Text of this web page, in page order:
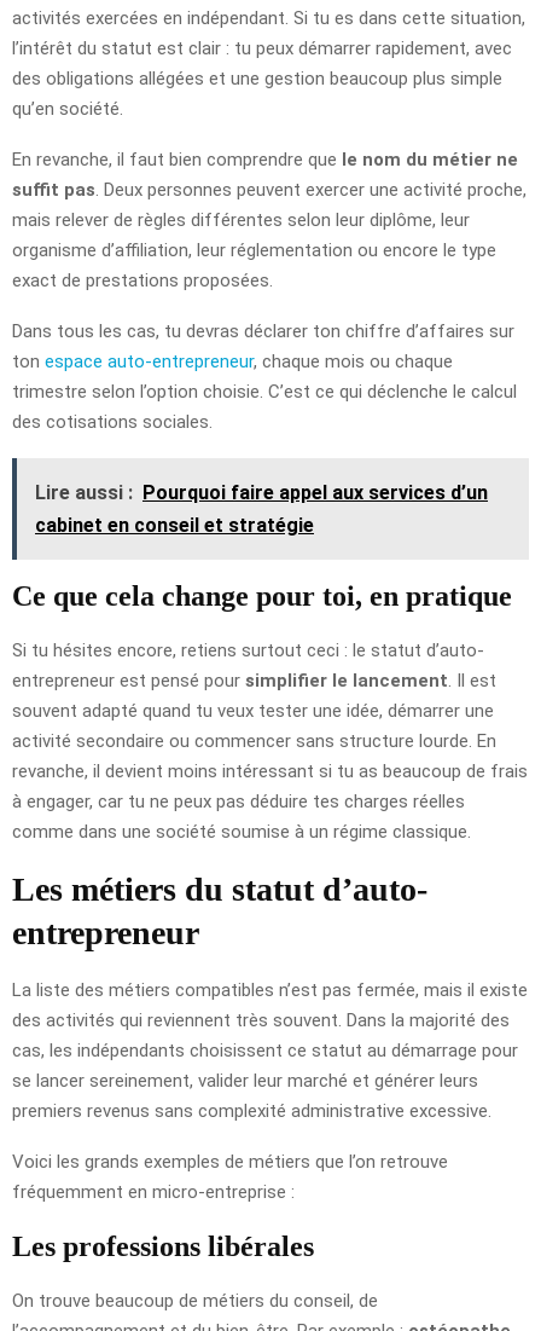
activités exercées en indépendant. Si tu es dans cette situation,
l’intérêt du statut est clair : tu peux démarrer rapidement, avec
des obligations allégées et une gestion beaucoup plus simple
qu’en société.
En revanche, il faut bien comprendre que le nom du métier ne
suffit pas . Deux personnes peuvent exercer une activité proche,
mais relever de règles différentes selon leur diplôme, leur
organisme d’affiliation, leur réglementation ou encore le type
exact de prestations proposées.
Dans tous les cas, tu devras déclarer ton chiffre d’affaires sur
ton espace auto-entrepreneur, chaque mois ou chaque
trimestre selon l’option choisie. C’est ce qui déclenche le calcul
des cotisations sociales.
Lire aussi : Pourquoi faire appel aux services d’un
cabinet en conseil et stratégie
Ce que cela change pour toi, en pratique
Si tu hésites encore, retiens surtout ceci : le statut d’auto-
entrepreneur est pensé pour simplifier le lancement . Il est
souvent adapté quand tu veux tester une idée, démarrer une
activité secondaire ou commencer sans structure lourde. En
revanche, il devient moins intéressant si tu as beaucoup de frais
à engager, car tu ne peux pas déduire tes charges réelles
comme dans une société soumise à un régime classique.
Les métiers du statut d’auto-
entrepreneur
La liste des métiers compatibles n’est pas fermée, mais il existe
des activités qui reviennent très souvent. Dans la majorité des
cas, les indépendants choisissent ce statut au démarrage pour
se lancer sereinement, valider leur marché et générer leurs
premiers revenus sans complexité administrative excessive.
Voici les grands exemples de métiers que l’on retrouve
fréquemment en micro-entreprise :
Les professions libérales
On trouve beaucoup de métiers du conseil, de